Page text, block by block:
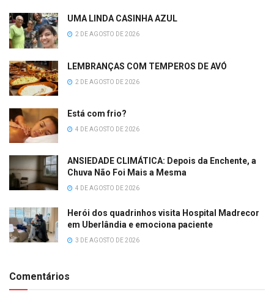
UMA LINDA CASINHA AZUL
2 DE AGOSTO DE 2026
LEMBRANÇAS COM TEMPEROS DE AVÓ
2 DE AGOSTO DE 2026
Está com frio?
4 DE AGOSTO DE 2026
ANSIEDADE CLIMÁTICA: Depois da Enchente, a
Chuva Não Foi Mais a Mesma
4 DE AGOSTO DE 2026
Herói dos quadrinhos visita Hospital Madrecor
em Uberlândia e emociona paciente
3 DE AGOSTO DE 2026
Comentários